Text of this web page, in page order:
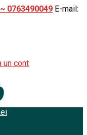
0763490049 E-mail:
un cont